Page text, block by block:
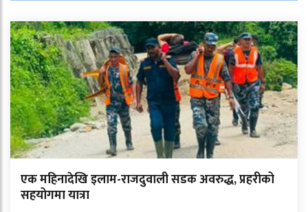
एक महिनादेखि इलाम-राजदुवाली सडक अवरुद्ध, प्रहरीको
सहयोगमा यात्रा